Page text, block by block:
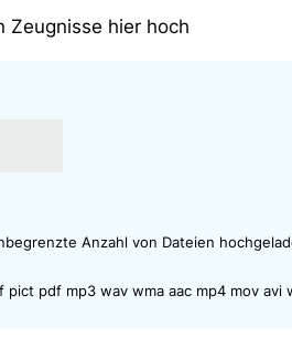
Zeugnisse hier hoch
Anzahl von Dateien
pdf mp3 wav wma aac mp4 mov avi